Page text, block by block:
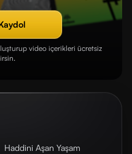
video içerikleri ücretsiz
Haddini Aşan Yaşam